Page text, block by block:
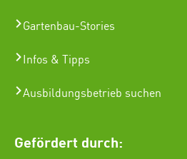
Gartenbau-Stories
Infos & Tipps
Ausbildungsbetrieb suchen
Gefördert durch: